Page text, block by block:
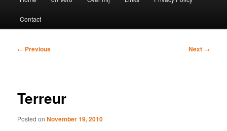
Contact
Post
← Previous Next →
Terreur
Posted onNovember 19, 2010